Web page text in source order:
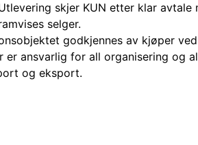
skjer KUN etter klar
selger.
godkjennes av kjøper
er ansvarlig for all organisering og
og eksport.